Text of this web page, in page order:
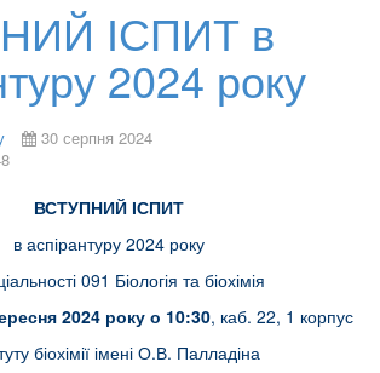
ІСПИТ в
2024 року
30 серпня 2024
ВСТУПНИЙ ІСПИТ
в аспірантуру 2024 року
091 Біологія та біохімія
2024 року о 10:30, каб. 22, 1 корпус
біохімії імені О.В. Палладіна